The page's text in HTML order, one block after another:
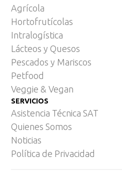
Agrícola
Hortofrutícolas
Intralogística
Lácteos y Quesos
Pescados y Mariscos
Petfood
Veggie & Vegan
SERVICIOS
Asistencia Técnica SAT
Quienes Somos
Noticias
Política de Privacidad